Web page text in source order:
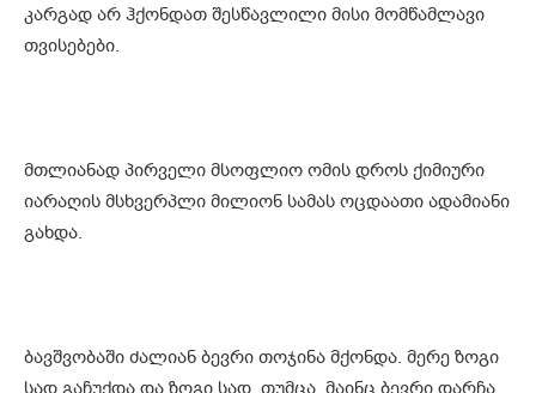
კარგად არ ჰქონდათ შესწავლილი მისი მომწამლავი
თვისებები.
მთლიანად პირველი მსოფლიო ომის დროს ქიმიური
იარაღის მსხვერპლი მილიონ სამას ოცდაათი ადამიანი
გახდა.
ბავშვობაში ძალიან ბევრი თოჯინა მქონდა. მერე ზოგი
სად გაჩუქდა და ზოგი სად. თუმცა, მაინც ბევრი დარჩა